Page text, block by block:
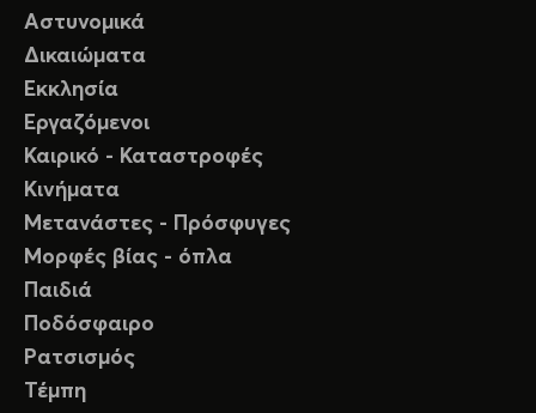
Αστυνομικά
Δικαιώματα
Εκκλησία
Εργαζόμενοι
Καιρικό - Καταστροφές
Κινήματα
Μετανάστες - Πρόσφυγες
Μορφές βίας - όπλα
Παιδιά
Ποδόσφαιρο
Ρατσισμός
Τέμπη